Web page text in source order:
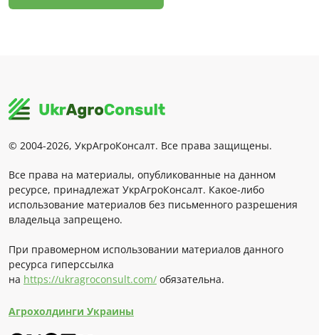
© 2004-2026, УкрАгроКонсалт. Все права защищены.
Все права на материалы, опубликованные на данном
ресурсе, принадлежат УкрАгроКонсалт. Какое-либо
использование материалов без письменного разрешения
владельца запрещено.
При правомерном использовании материалов данного
ресурса гиперссылка
на https://ukragroconsult.com/ обязательна.
Агрохолдинги Украины